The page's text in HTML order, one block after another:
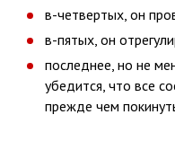
в-четвертых, он
в-пятых, он
последнее, но не
убедится, что все
прежде чем